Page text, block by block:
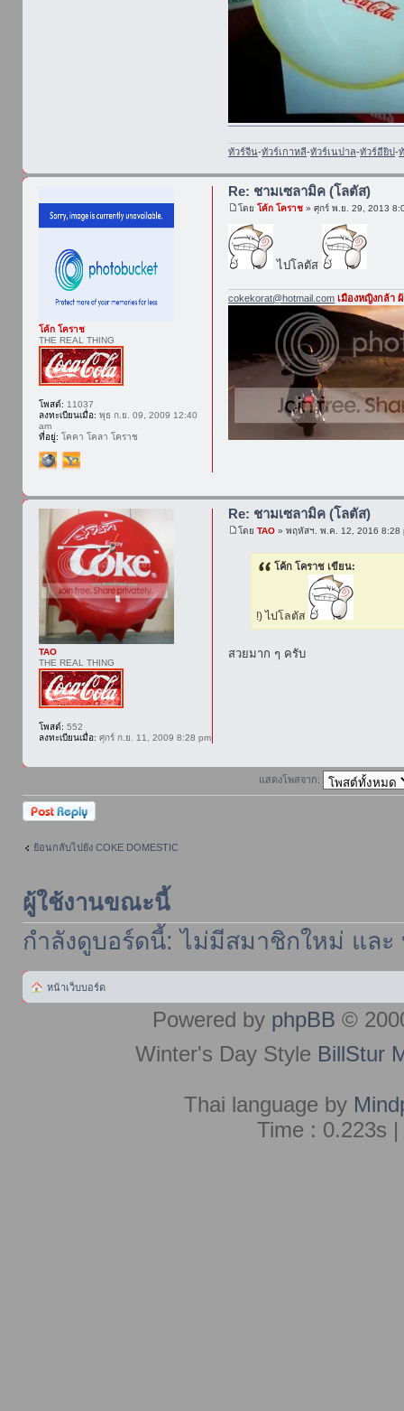
ทัวร์จีน-ทัวร์เกาหลี-ทัวร์เนปาล-ทัวร์อียิป-
Re: ชามเซลามิค (โลตัส)
โดย โค้ก โคราช » ศุกร์ พ.ย. 29, 2013
ไปโลตัส
cokekorat@hotmail.com เมืองหญิงกล้า
โค้ก โคราช
THE REAL THING
โพสต์: 11037
ลงทะเบียนเมื่อ: พุธ ก.ย. 09, 2009 12:40
am
ที่อยู่: โคคา โคลา โคราช
Re: ชามเซลามิค (โลตัส)
โดยTAO » พฤหัสฯ. พ.ค. 12, 2016 8:28
โค้ก โคราช เขียน:
!) ไปโลตัส
สวยมาก ๆ ครับ
TAO
THE REAL THING
โพสต์: 552
ลงทะเบียนเมื่อ: ศุกร์ ก.ย. 11, 2009 8:28 pm
แสดงโพสจาก:
ตอบกระทู้
ย้อนกลับไปยัง COKE DOMESTIC
ผู้ใช้งานขณะนี้
กำลังดูบอร์ดนี้: ไม่มีสมาชิกใหม่ แล
หน้าเว็บบอร์ด
Powered by phpBB ©
Winter's Day Style BillStur
Thai language by
Time : 0.223s